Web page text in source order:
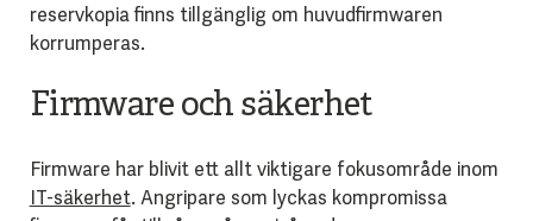
reservkopia finns tillgänglig om huvudfirmwaren
korrumperas.
Firmware och säkerhet
Firmware har blivit ett allt viktigare fokusområde inom
IT-säkerhet. Angripare som lyckas kompromissa